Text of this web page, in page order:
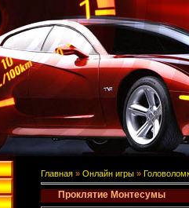
Главная » Онлайн игры »
Проклятие Монтесумы